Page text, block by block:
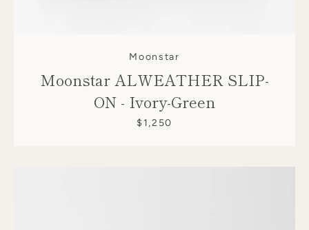
Moonstar
Moonstar ALWEATHER SLIP-
ON - Ivory-Green
$1,250